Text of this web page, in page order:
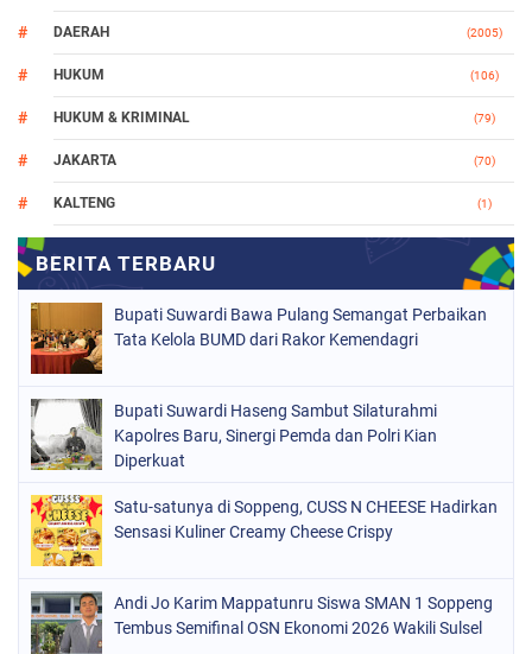
DAERAH (2005)
HUKUM (106)
HUKUM & KRIMINAL (79)
JAKARTA (70)
KALTENG (1)
(78)
NASIONAL (748)
ORGANISASI
PERISTIWA
POLITIK
POLRI
SOPPENG (1149)
SULSEL
Bupati Suwardi Bawa Pulang Semangat Perbaikan
Tata Kelola BUMD dari Rakor Kemendagri
Bupati Suwardi Haseng Sambut Silaturahmi
Kapolres Baru, Sinergi Pemda dan Polri Kian
Diperkuat
Satu-satunya di Soppeng, CUSS N CHEESE Hadirkan
Sensasi Kuliner Creamy Cheese Crispy
Andi Jo Karim Mappatunru Siswa SMAN 1 Soppeng
Tembus Semifinal OSN Ekonomi 2026 Wakili Sulsel